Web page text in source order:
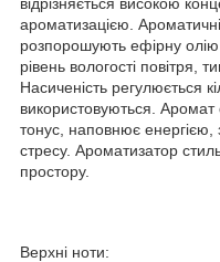
ароматизацією.
розпорошують ефірну
рівень вологості повітря,
Насиченість регулюється
використовуються. Аромат
тонус, наповнює енергією,
стресу. Ароматизатор
простору.
Верхні ноти: